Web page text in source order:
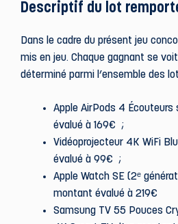
Descriptif du lot
Dans le cadre du présent jeu
mis en jeu. Chaque gagnant se
déterminé parmi l’ensemble des
Apple AirPods 4 Écouteurs
évalué à 169€ ;
Vidéoprojecteur 4K WiFi
évalué à 99€ ;
Apple Watch SE (2ᵉ
montant évalué à 219€
Samsung TV 55 Pouces